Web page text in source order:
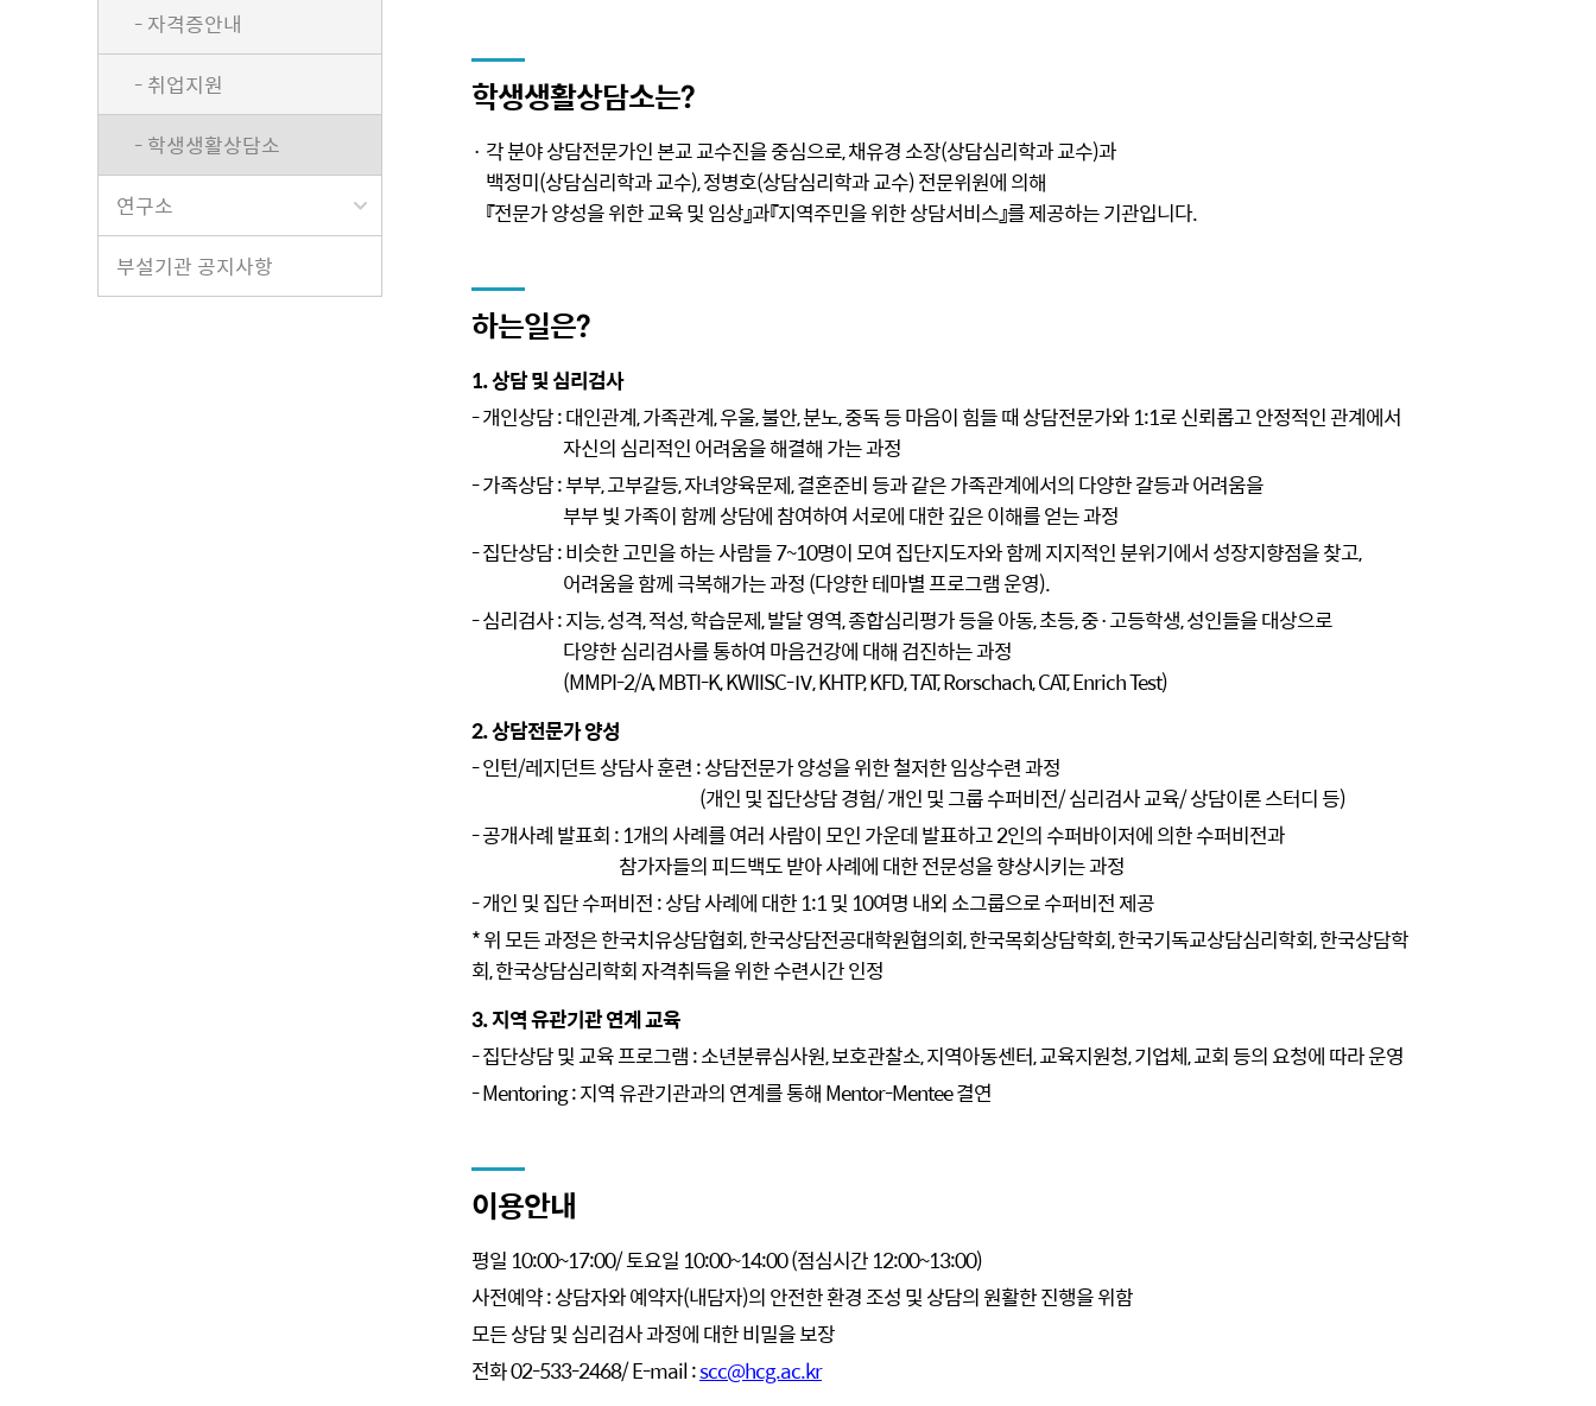
- 자격증안내
- 취업지원
- 학생생활상담소
연구소
부설기관 공지사항
학생생활상담소는?
· 각 분야 상담전문가인 본교 교수진을 중심으로, 채유경 소장(상담심리학과 교수)과
백정미(상담심리학과 교수), 정병호(상담심리학과 교수) 전문위원에 의해
『전문가 양성을 위한 교육 및 임상』과『지역주민을 위한 상담서비스』를 제공하는 기관입니다.
하는일은?
1. 상담 및 심리검사
- 개인상담 : 대인관계, 가족관계, 우울, 불안, 분노, 중독 등 마음이 힘들 때 상담전문가와 1:1로 신뢰롭고 안정적인 관계에서
자신의 심리적인 어려움을 해결해 가는 과정
- 가족상담 : 부부, 고부갈등, 자녀양육문제, 결혼준비 등과 같은 가족관계에서의 다양한 갈등과 어려움을
부부 빛 가족이 함께 상담에 참여하여 서로에 대한 깊은 이해를 얻는 과정
- 집단상담 : 비슷한 고민을 하는 사람들 7~10명이 모여 집단지도자와 함께 지지적인 분위기에서 성장지향점을 찾고,
어려움을 함께 극복해가는 과정 (다양한 테마별 프로그램 운영).
- 심리검사 : 지능, 성격, 적성, 학습문제, 발달 영역, 종합심리평가 등을 아동, 초등, 중·고등학생, 성인들을 대상으로
다양한 심리검사를 통하여 마음건강에 대해 검진하는 과정
(MMPI-2/A, MBTI-K, KWIISC-Ⅳ, KHTP, KFD, TAT, Rorschach, CAT, Enrich Test)
2. 상담전문가 양성
- 인턴/레지던트 상담사 훈련 : 상담전문가 양성을 위한 철저한 임상수련 과정
(개인 및 집단상담 경험/ 개인 및 그룹 수퍼비전/ 심리검사 교육/ 상담이론 스터디 등)
- 공개사례 발표회 : 1개의 사례를 여러 사람이 모인 가운데 발표하고 2인의 수퍼바이저에 의한 수퍼비전과
참가자들의 피드백도 받아 사례에 대한 전문성을 향상시키는 과정
- 개인 및 집단 수퍼비전 : 상담 사례에 대한 1:1 및 10여명 내외 소그룹으로 수퍼비전 제공
* 위 모든 과정은 한국치유상담협회, 한국상담전공대학원협의회, 한국목회상담학회, 한국기독교상담심리학회, 한국상담학
회, 한국상담심리학회 자격취득을 위한 수련시간 인정
3. 지역 유관기관 연계 교육
- 집단상담 및 교육 프로그램 : 소년분류심사원, 보호관찰소, 지역아동센터, 교육지원청, 기업체, 교회 등의 요청에 따라 운영
- Mentoring : 지역 유관기관과의 연계를 통해 Mentor-Mentee 결연
이용안내
평일 10:00~17:00/ 토요일 10:00~14:00 (점심시간 12:00~13:00)
사전예약 : 상담자와 예약자(내담자)의 안전한 환경 조성 및 상담의 원활한 진행을 위함
모든 상담 및 심리검사 과정에 대한 비밀을 보장
전화 02-533-2468/ E-mail :scc@hcg.ac.kr